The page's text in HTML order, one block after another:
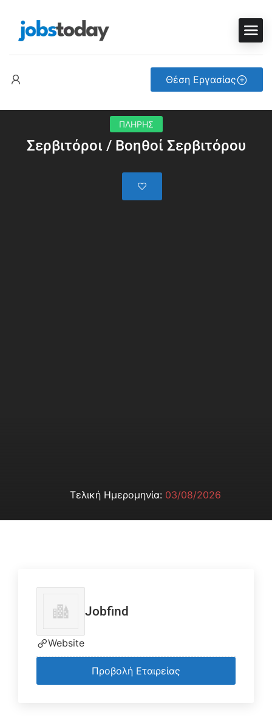
Θέση Εργασίας
ΠΛΗΡΗΣ
Σερβιτόροι / Βοηθοί Σερβιτόρου
Τελική Ημερομηνία: 03/08/2026
Jobfind
Website
Προβολή Εταιρείας